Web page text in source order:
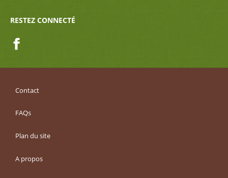
RESTEZ CONNECTÉ
Contact
FAQs
Plan du site
A propos